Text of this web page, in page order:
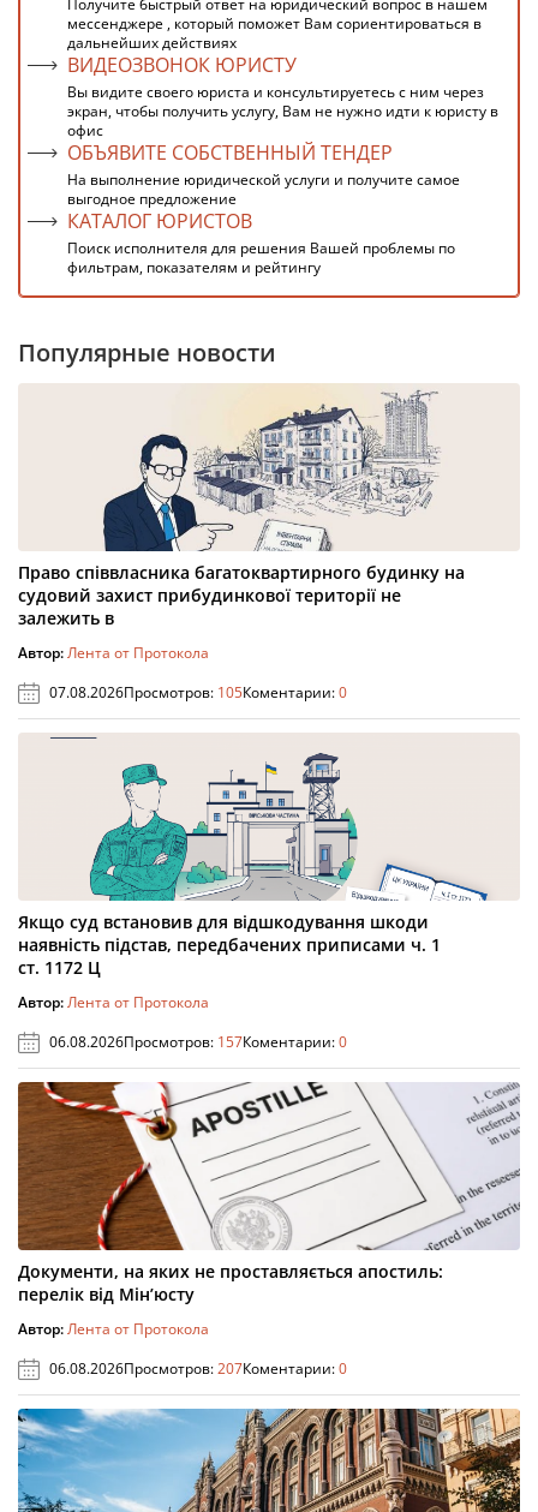
мессенджере , который поможет Вам сориентироваться в
дальнейших действиях
ВИДЕОЗВОНОК ЮРИСТУ
Вы видите своего юриста и консультируетесь с ним через
экран, чтобы получить услугу, Вам не нужно идти к юристу в
офис
ОБЪЯВИТЕ СОБСТВЕННЫЙ ТЕНДЕР
На выполнение юридической услуги и получите самое
выгодное предложение
КАТАЛОГ ЮРИСТОВ
Поиск исполнителя для решения Вашей проблемы по
фильтрам, показателям и рейтингу
Популярные новости
Право співвласника багатоквартирного будинку на
судовий захист прибудинкової території не
залежить в
Автор:Лента от Протокола
07.08.2026Просмотров: 105Коментарии:0
Якщо суд встановив для відшкодування шкоди
наявність підстав, передбачених приписами ч. 1
ст. 1172 Ц
Автор:Лента от Протокола
06.08.2026Просмотров: 157Коментарии:0
Документи, на яких не проставляється апостиль:
перелік від Мін’юсту
Автор:Лента от Протокола
06.08.2026Просмотров:207Коментарии:0